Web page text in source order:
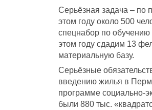
Серьёзная задача – по
этом году около 500
спецнабор по
этом году сдадим 13
материальную базу.
Серьёзные
введению жилья в
программе социально-
были 880 тыс.